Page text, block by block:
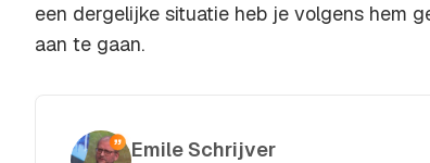
een dergelijke situatie heb je volgens hem
aan te gaan.
Emile Schrijver